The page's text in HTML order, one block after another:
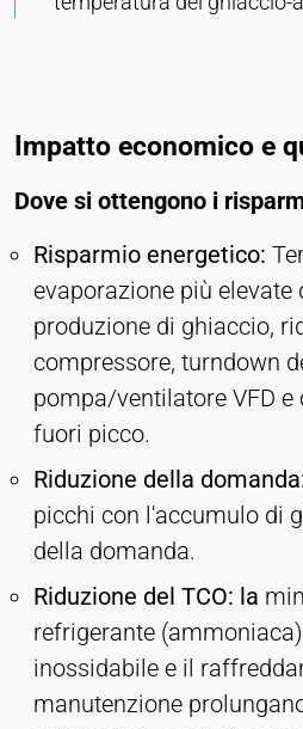
Impatto economico e
Dove si ottengono i
Risparmio energetico:
evaporazione più elevate
produzione di ghiaccio,
compressore, turndown
pompa/ventilatore VFD
fuori picco.
Riduzione della
picchi con l'accumulo di
della domanda.
Riduzione del TCO: la
refrigerante
inossidabile e il
manutenzione